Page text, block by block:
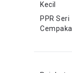
Kecil
PPR Seri
Cempaka